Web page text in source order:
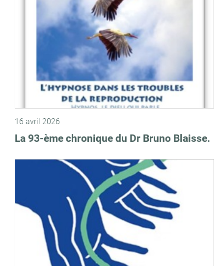
16 avril 2026
La 93-ème chronique du Dr Bruno Blaisse.